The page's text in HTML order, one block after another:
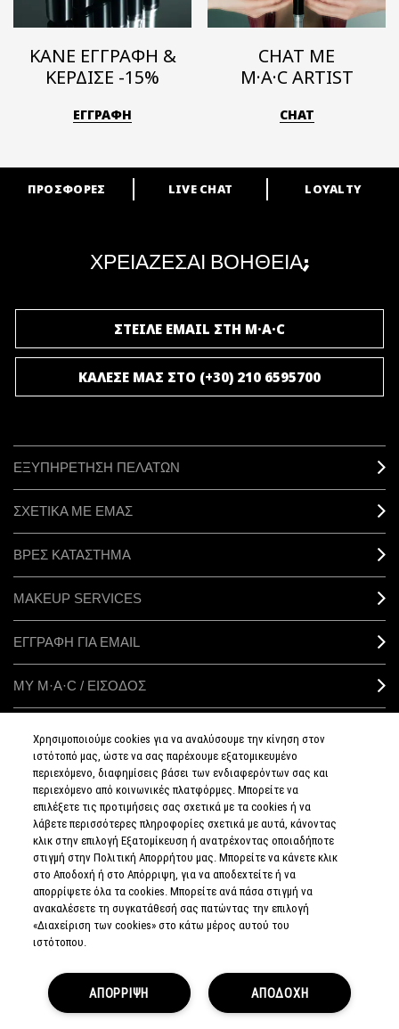
ΚΑΝΕ ΕΓΓΡΑΦΗ &
ΚΕΡΔΙΣΕ -15%
ΕΓΓΡΑΦΗ
CHAT ΜΕ
M·A·C ARTIST
CHAT
ARE YOU A M·A·C LOVER?
ΠΡΟΣΦΟΡΕΣ LIVE CHAT LOYALTY
ΧΡΕΙΑΖΕΣΑΙ ΒΟΗΘΕΙΑ;
ΣΤΕΙΛΕ EMAIL ΣΤΗ M·A·C
ΚΑΛΕΣΕ ΜΑΣ ΣΤΟ (+30) 210 6595700
ΕΞΥΠΗΡΕΤΗΣΗ ΠΕΛΑΤΩΝ
ΣΧΕΤΙΚΑ ΜΕ ΕΜΑΣ
ΒΡΕΣ ΚΑΤΑΣΤΗΜΑ
MAKEUP SERVICES
ΕΓΓΡΑΦΗ ΓΙΑ EMAIL
ΜΥ M·A·C / ΕΙΣΟΔΟΣ
ΣΥΝΔΕΘΕΙΤΕ
ΠΟΛΙΤΙΚΗ
ΑΠΟΡΡΗΤΟΥ
ΟΡΟΙ &
ΠΡΟΥΠΟΘΕΣΕΙΣ
ΟΡΟΙ
ΠΩΛΗΣΗΣ
ΠΟΛΙΤΙΚΗ
ΕΝΗΜΕΡΩΘΕΙΤΕ
ΓΙΑ ΤΑ ΠΛΑΣΤΑ
ΠΡΟΪΟΝΤΑ
ΔΙΑΧΕΙΡΙΣΤΕΙΤΕ
Χρησιμοποιούμε cookies για να αναλύσουμε την κίνηση στον
ιστότοπό μας, ώστε να σας παρέχουμε εξατομικευμένο
περιεχόμενο, διαφημίσεις βάσει των ενδιαφερόντων σας και
περιεχόμενο από κοινωνικές πλατφόρμες. Μπορείτε να
επιλέξετε τις προτιμήσεις σας σχετικά με τα cookies ή να
λάβετε περισσότερες πληροφορίες σχετικά με αυτά, κάνοντας
κλικ στην επιλογή Εξατομίκευση ή ανατρέχοντας οποιαδήποτε
στιγμή στην Πολιτική Απορρήτου μας. Μπορείτε να κάνετε κλικ
στο Αποδοχή ή στο Απόρριψη, για να αποδεχτείτε ή να
απορρίψετε όλα τα cookies. Μπορείτε ανά πάσα στιγμή να
ανακαλέσετε τη συγκατάθεσή σας πατώντας την επιλογή
«Διαχείριση των cookies» στο κάτω μέρος αυτού του
ιστότοπου.
ΑΠΟΔΟΧΗ
ΑΠΟΡΡΙΨΗ